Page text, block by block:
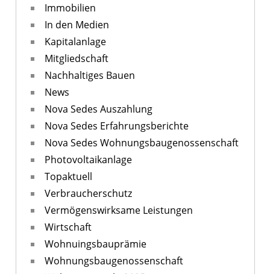
Immobilien
In den Medien
Kapitalanlage
Mitgliedschaft
Nachhaltiges Bauen
News
Nova Sedes Auszahlung
Nova Sedes Erfahrungsberichte
Nova Sedes Wohnungsbaugenossenschaft
Photovoltaikanlage
Topaktuell
Verbraucherschutz
Vermögenswirksame Leistungen
Wirtschaft
Wohnuingsbauprämie
Wohnungsbaugenossenschaft